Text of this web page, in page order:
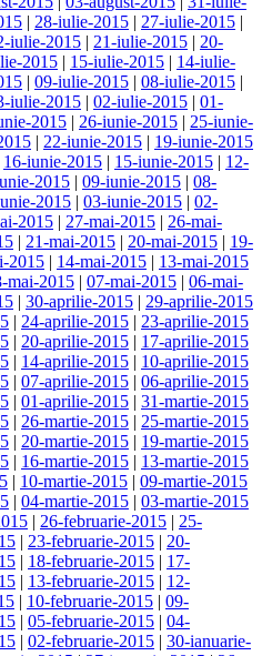
| 28-iulie-2015 | 27-iulie-2015 |
iulie-2015 | 21-iulie-2015 | 20-
2015 | 15-iulie-2015 | 14-iulie-
| 09-iulie-2015 | 08-iulie-2015 |
iulie-2015 | 02-iulie-2015 | 01-
2015 | 26-iunie-2015 | 25-iunie-
| 22-iunie-2015 | 19-iunie-2015
16-iunie-2015 | 15-iunie-2015 | 12-
2015 | 09-iunie-2015 | 08-
2015 | 03-iunie-2015 | 02-
2015 | 27-mai-2015 | 26-mai-
| 21-mai-2015 | 20-mai-2015 | 19-
2015 | 14-mai-2015 | 13-mai-2015
mai-2015 | 07-mai-2015 | 06-mai-
| 30-aprilie-2015 | 29-aprilie-2015
| 24-aprilie-2015 | 23-aprilie-2015
| 20-aprilie-2015 | 17-aprilie-2015
| 14-aprilie-2015 | 10-aprilie-2015
| 07-aprilie-2015 | 06-aprilie-2015
| 01-aprilie-2015 | 31-martie-2015
| 26-martie-2015 | 25-martie-2015
| 20-martie-2015 | 19-martie-2015
| 16-martie-2015 | 13-martie-2015
| 10-martie-2015 | 09-martie-2015
| 04-martie-2015 | 03-martie-2015
| 26-februarie-2015 | 25-
| 23-februarie-2015 | 20-
| 18-februarie-2015 | 17-
| 13-februarie-2015 | 12-
| 10-februarie-2015 | 09-
| 05-februarie-2015 | 04-
| 02-februarie-2015 | 30-ianuarie-